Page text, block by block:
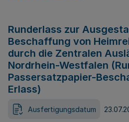
Runderlass zur
Beschaffung von
durch die Zentralen
Nordrhein-Westfalen
Passersatzpapier-
Erlass)
Ausfertigungsdatum